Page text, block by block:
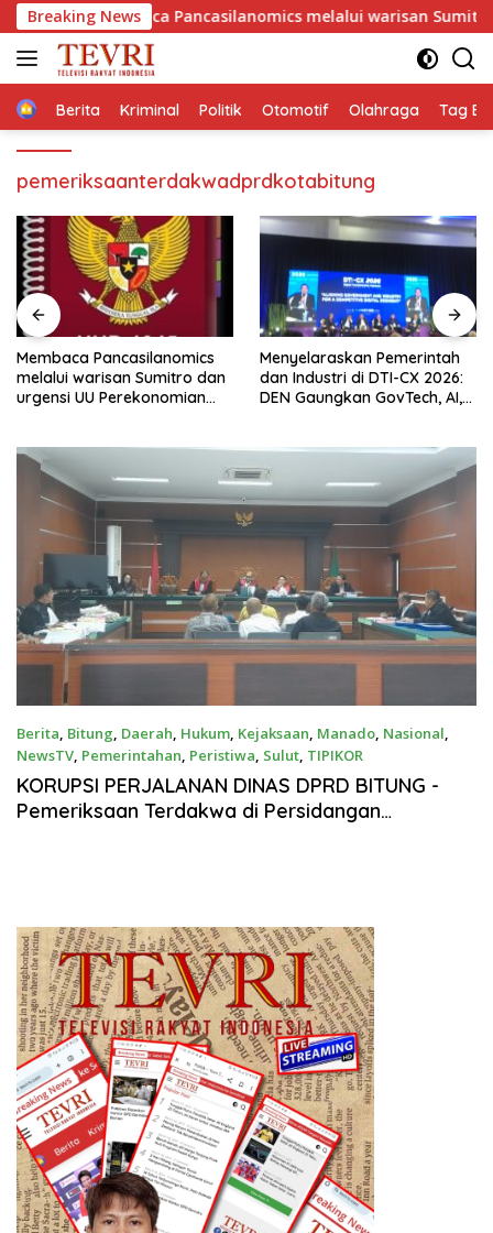
Langsung
ke
konten
Breaking News
Membaca Pancasilanomics melalui warisan Sumitro dan
HomeBerita Kriminal Politik Otomotif Olahraga Tag
pemeriksaanterdakwadprdkotabitung
Menyelaraskan Pemerintah
dan Industri di DTI-CX 2026:
DEN Gaungkan GovTech, AI,
Kompetitif
Revitalisasi Pancasilanomics
Menuju Keadilan Ekonomi
Berkelanjutan
Berita, Bitung, Daerah, Hukum, Kejaksaan, Manado, Nasional,
NewsTV, Pemerintahan, Peristiwa, Sulut, TIPIKOR
Februari 28, 2026
KORUPSI PERJALANAN DINAS DPRD BITUNG -
Pemeriksaan Terdakwa di Persidangan
orang harus bertanggung Jawab dan Juga
dilakukan Penahanan dan ditetapkan tersangka”
tegasnya